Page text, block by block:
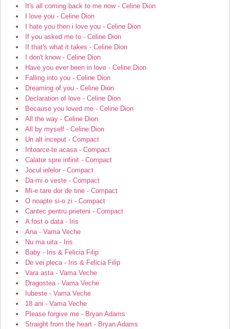
It's all coming back to me now - Celine Dion
I love you - Celine Dion
I hate you then i love you - Celine Dion
If you asked me to - Celine Dion
If that's what it takes - Celine Dion
I don't know - Celine Dion
Have you ever been in love - Celine Dion
Falling into you - Celine Dion
Dreaming of you - Celine Dion
Declaration of love - Celine Dion
Because you loved me - Celine Dion
All the way - Celine Dion
All by myself - Celine Dion
Un alt inceput - Compact
Intoarce-te acasa - Compact
Calator spre infinit - Compact
Jocul ielelor - Compact
Da-mi o veste - Compact
Mi-e tare dor de tine - Compact
O noapte si-o zi - Compact
Cantec pentru prieteni - Compact
A fost o data - Iris
Ana - Vama Veche
Nu ma uita - Iris
Baby - Iris & Felicia Filip
De vei pleca - Iris & Felicia Filip
Vara asta - Vama Veche
Dragostea - Vama Veche
Iubeste - Vama Veche
18 ani - Vama Veche
Please forgive me - Bryan Adams
Straight from the heart - Bryan Adams